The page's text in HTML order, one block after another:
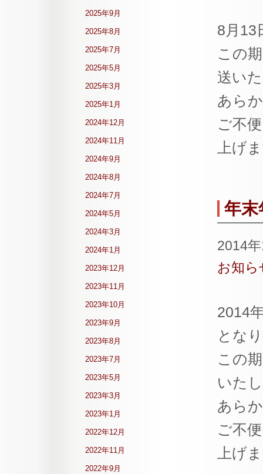
8月13
この
送い
あら
ご不
上げ
年末
2014
お知ら
2014
とな
この
いた
あら
ご不
上げ
2025年9月
2025年8月
2025年7月
2025年5月
2025年3月
2025年1月
2024年12月
2024年11月
2024年9月
2024年8月
2024年7月
2024年5月
2024年3月
2024年1月
2023年12月
2023年11月
2023年10月
2023年9月
2023年8月
2023年7月
2023年5月
2023年3月
2023年1月
2022年12月
2022年11月
2022年9月